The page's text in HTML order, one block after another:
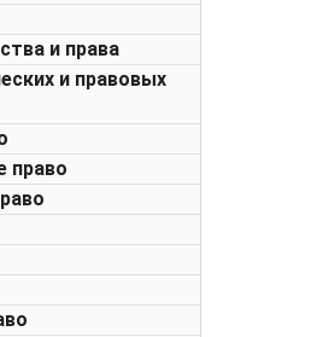
и права
и правовых
право